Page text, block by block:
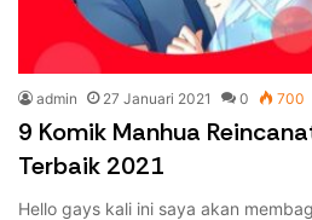
admin 27 Januari 2021 0 700
9 Komik Manhua
Terbaik 2021
Hello gays kali ini saya akan